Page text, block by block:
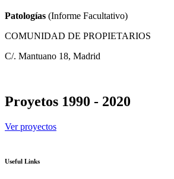
Patologías (Informe Facultativo)
COMUNIDAD DE PROPIETARIOS
C/. Mantuano 18, Madrid
Proyetos 1990 - 2020
Ver proyectos
Useful Links